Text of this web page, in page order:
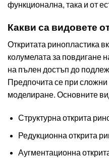
функционална, така и от
Какви са видовете
Откритата ринопластика
колумелата за повдигане
на пълен достъп до
Предпочита се при
моделиране. Основните
Структурна открита
Редукционна открита
Аугментационна